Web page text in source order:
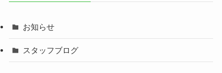
お知らせ
スタッフブログ